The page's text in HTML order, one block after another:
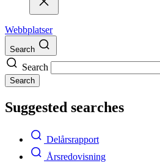
Webbplatser
Search
Search
Search
Suggested searches
Delårsrapport
Årsredovisning